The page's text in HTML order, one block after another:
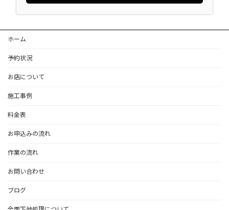
ホーム
予約状況
お店について
施工事例
料金表
お申込みの流れ
作業の流れ
お問い合わせ
ブログ